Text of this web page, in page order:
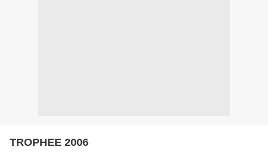
TROPHEE 2006